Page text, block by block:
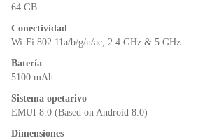
64 GB
Conectividad
Wi-Fi 802.11a/b/g/n/ac, 2.4 GHz & 5 GHz
Batería
5100 mAh
Sistema opetarivo
EMUI 8.0 (Based on Android 8.0)
Dimensiones